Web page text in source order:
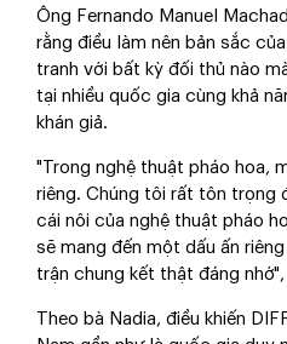
Ông Fernando Manuel
rằng điều làm nên bản sắc
tranh với bất kỳ đối thủ nào
tại nhiều quốc gia cùng khả
khán giả.
"Trong nghệ thuật pháo hoa,
riêng. Chúng tôi rất tôn trọng
cái nôi của nghệ thuật pháo
sẽ mang đến một dấu ấn
trận chung kết thật đáng
Theo bà Nadia, điều khiến